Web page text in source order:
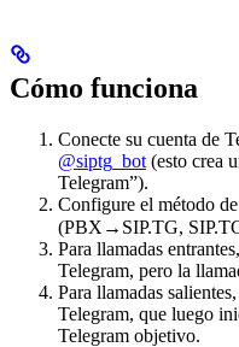
Cómo funciona
Conecte su cuenta de
@siptg_bot (esto crea
Telegram”).
Configure el método
(PBX→SIP.TG,
Para llamadas
Telegram, pero la
Para llamadas
Telegram, que luego
Telegram objetivo.